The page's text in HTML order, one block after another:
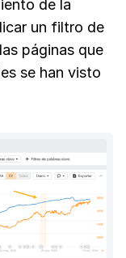
de la
un filtro de
páginas que
se han visto